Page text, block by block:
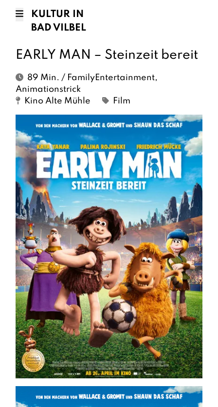
KULTUR IN
BAD VILBEL
EARLY MAN – Steinzeit bereit
89 Min. / FamilyEntertainment,
Animationstrick
Kino Alte Mühle
Film